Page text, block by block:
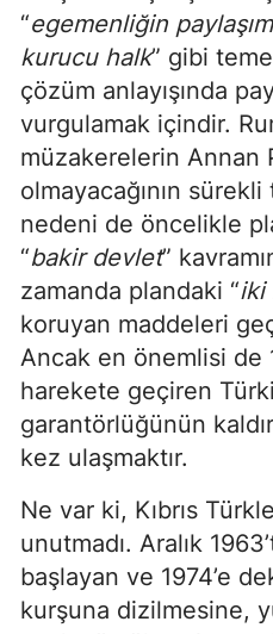
“egemenliğin
kurucu halk” gibi
çözüm anlayışında
vurgulamak içindir.
müzakerelerin Annan
olmayacağının sürekli
nedeni de öncelikle
“bakir devlet”
zamanda plandaki “iki
koruyan maddeleri
Ancak en önemlisi de
harekete geçiren
garantörlüğünün
kez ulaşmaktır.
Ne var ki, Kıbrıs
unutmadı. Aralık
başlayan ve 1974’e
kurşuna dizilmesine,